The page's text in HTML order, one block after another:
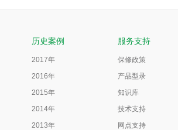
历史案例
2017年
2016年
2015年
2014年
2013年
服务支持
保修政策
产品型录
知识库
技术支持
网点支持